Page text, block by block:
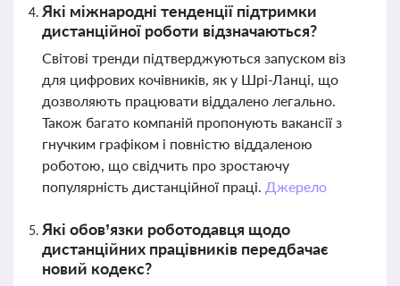
Які міжнародні тенденції підтримки
дистанційної роботи відзначаються?
Світові тренди підтверджуються запуском віз
для цифрових кочівників, як у Шрі-Ланці, що
дозволяють працювати віддалено легально.
Також багато компаній пропонують вакансії з
гнучким графіком і повністю віддаленою
роботою, що свідчить про зростаючу
популярність дистанційної праці. Джерело
Які обов’язки роботодавця щодо
дистанційних працівників передбачає
новий кодекс?